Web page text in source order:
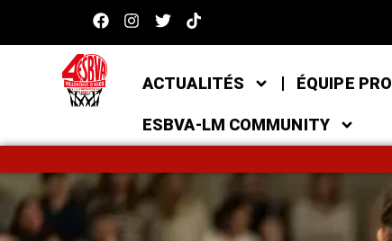
ACTUALITÉS ÉQUIPE PRO
ESBVA-LM COMMUNITY